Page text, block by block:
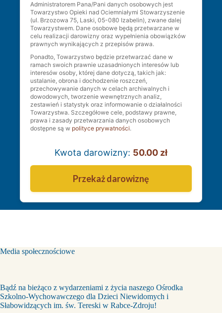
Administratorem Pana/Pani danych osobowych jest
Towarzystwo Opieki nad Ociemniałymi Stowarzyszenie
(ul. Brzozowa 75, Laski, 05-080 Izabelin), zwane dalej
Towarzystwem. Dane osobowe będą przetwarzane w
celu realizacji darowizny oraz wypełnienia obowiązków
prawnych wynikających z przepisów prawa.
Ponadto, Towarzystwo będzie przetwarzać dane w
ramach swoich prawnie uzasadnionych interesów lub
interesów osoby, której dane dotyczą, takich jak:
ustalanie, obrona i dochodzenie roszczeń,
przechowywanie danych w celach archiwalnych i
dowodowych, tworzenie wewnętrznych analiz,
zestawień i statystyk oraz informowanie o działalności
Towarzystwa. Szczegółowe cele, podstawy prawne,
prawa i zasady przetwarzania danych osobowych
dostępne są w polityce prywatności.
Kwota darowizny: 50.00 zł
Media społecznościowe
Bądź na bieżąco z wydarzeniami z życia naszego Ośrodka
Szkolno-Wychowawczego dla Dzieci Niewidomych i
Słabowidzących im. św. Tereski w Rabce-Zdroju!